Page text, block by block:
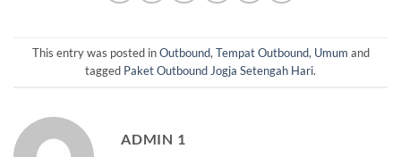
This entry was posted inOutbound, Tempat Outbound, Umum and
tagged Paket Outbound Jogja Setengah Hari.
ADMIN 1